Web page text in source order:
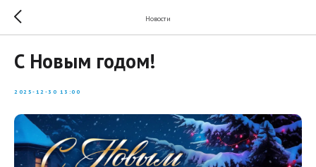
Новости
С Новым годом!
2025-12-30 13:00